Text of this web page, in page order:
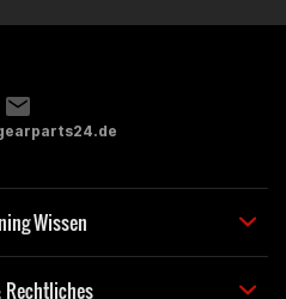
Wissen
Rechtliches